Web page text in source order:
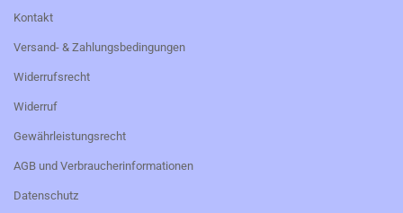
Kontakt
Versand- & Zahlungsbedingungen
Widerrufsrecht
Widerruf
Gewährleistungsrecht
AGB und Verbraucherinformationen
Datenschutz